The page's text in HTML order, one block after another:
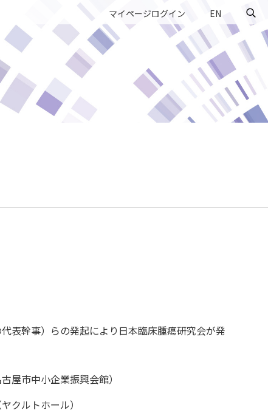
マイページログイン EN
表幹事）らの発起により日本臨床腫瘍研究会が発
市中小企業振興会館）
クルトホール）